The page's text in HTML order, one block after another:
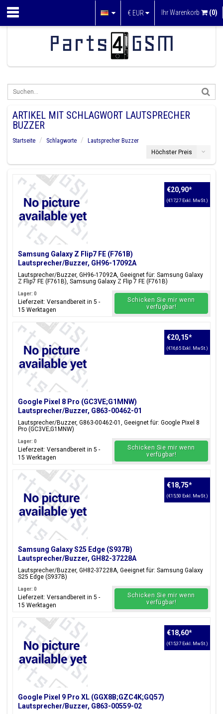
€ EUR Ihr Warenkorb (0)
ARTIKEL MIT SCHLAGWORT LAUTSPRECHER
BUZZER
Startseite Schlagworte
Lautsprecher Buzzer
Höchster Preis
Samsung Galaxy Z Flip7 FE (F761B)
Lautsprecher/Buzzer, GH96-17092A
Lautsprecher/Buzzer, GH96-17092A, Geeignet für: Samsung Galaxy
Z Flip7 FE (F761B), Samsung Galaxy Z Flip 7 FE (F761B)
€20,90*
(€17,27 Exkl. MwSt.)
Lager: 0
Lieferzeit: Versandbereit in 5 -
15 Werktagen
Schicken Sie mir wenn
verfügbar!
Google Pixel 8 Pro (GC3VE;G1MNW)
Lautsprecher/Buzzer, G863-00462-01
Lautsprecher/Buzzer, G863-00462-01, Geeignet für: Google Pixel 8
Pro (GC3VE;G1MNW)
€20,15*
(€16,65 Exkl. MwSt.)
Lager: 0
Lieferzeit: Versandbereit in 5 -
15 Werktagen
Schicken Sie mir wenn
verfügbar!
Samsung Galaxy S25 Edge (S937B)
Lautsprecher/Buzzer, GH82-37228A
Lautsprecher/Buzzer, GH82-37228A, Geeignet für: Samsung Galaxy
S25 Edge (S937B)
€18,75*
(€15,50 Exkl. MwSt.)
Lager: 0
Lieferzeit: Versandbereit in 5 -
15 Werktagen
Schicken Sie mir wenn
verfügbar!
Google Pixel 9 Pro XL (GGX8B;GZC4K;GQ57)
Lautsprecher/Buzzer, G863-00559-02
€18,60*
(€15,37 Exkl. MwSt.)